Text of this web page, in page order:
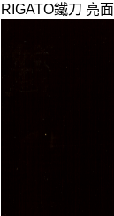
RIGATO鐵刀 亮面